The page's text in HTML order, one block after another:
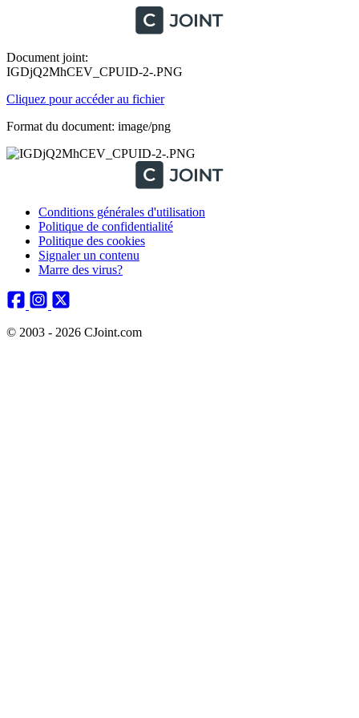
Document joint:
IGDjQ2MhCEV_CPUID-2-.PNG
Cliquez pour accéder au fichier
Format du document: image/png
Conditions générales d'utilisation
Politique de confidentialité
Politique des cookies
Signaler un contenu
Marre des virus?
© 2003 - 2026 CJoint.com